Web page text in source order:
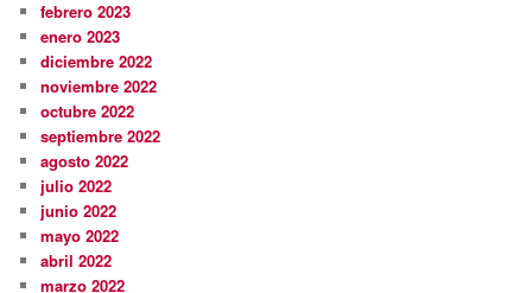
febrero 2023
enero 2023
diciembre 2022
noviembre 2022
octubre 2022
septiembre 2022
agosto 2022
julio 2022
junio 2022
mayo 2022
abril 2022
marzo 2022